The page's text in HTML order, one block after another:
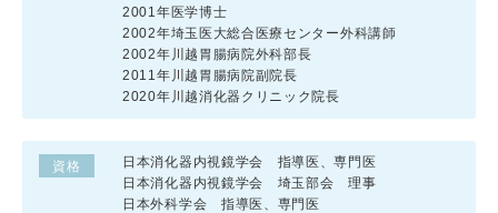
2001年医学博士
2002年埼玉医大総合医療センター外科講師
2002年川越胃腸病院外科部長
2011年川越胃腸病院副院長
2020年川越消化器クリニック院長
資格
日本消化器内視鏡学会 指導医、専門医
日本消化器内視鏡学会 埼玉部会 理事
日本外科学会 指導医、専門医